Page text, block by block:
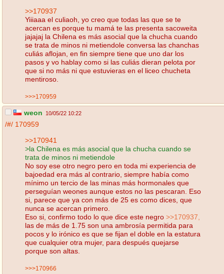
>>170937
Yiiiaaa el culiaoh, yo creo que todas las que se te
acercan es porque tu mamá te las presenta sacoweita
jajajaj la Chilena es más asocial que la chucha cuando
se trata de minos ni metiendole conversa las chanchas
culiás aflojan, en fin siempre tiene que uno dar los
pasos y vo hablay como si las culiás dieran pelota por
que si no más ni que estuvieras en el liceo chucheta
mentiroso.
>>>170959
weon 10/05/22 10:22
/#/ 170959
>>170941
>la Chilena es más asocial que la chucha cuando se
trata de minos ni metiendole
No soy ese otro negro pero en toda mi experiencia de
bajoedad era más al contrario, siempre había como
mínimo un tercio de las minas más hormonales que
perseguían weones aunque estos no las pescaran. Eso
si, parece que ya con más de 25 es como dices, que
nunca se acercan primero.
Eso si, confirmo todo lo que dice este negro >>170937,
las de más de 1.75 son una ambrosía permitida para
pocos y lo irónico es que se fijan el doble en la estatura
que cualquier otra mujer, para después quejarse
porque son altas.
>>>170966